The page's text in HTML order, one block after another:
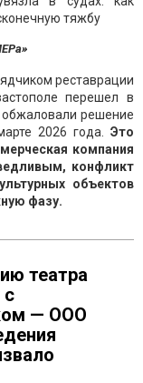
реставрации
перешел в
решение
2026 года. Это
компания
конфликт
объектов
фазу.
театра
с
— ООО